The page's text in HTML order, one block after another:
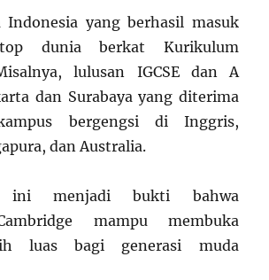
Indonesia yang berhasil masuk
dunia berkat Kurikulum
lulusan IGCSE dan A
dan Surabaya yang diterima
bergengsi di Inggris,
dan Australia.
ini menjadi bukti bahwa
mampu membuka
luas bagi generasi muda